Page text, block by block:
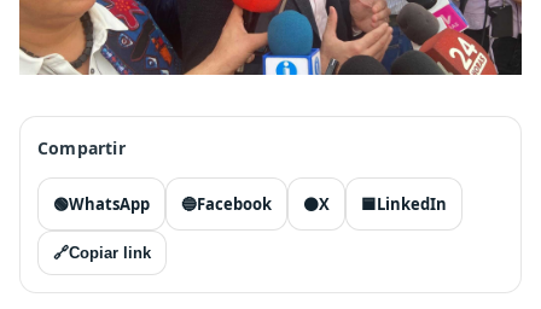
Compartir
🟢WhatsApp 🔵Facebook ⚫X 🟦LinkedIn
🔗Copiar link